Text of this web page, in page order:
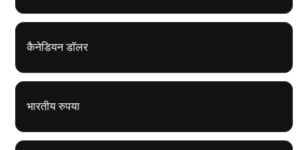
कैनेडियन डॉलर
भारतीय रुपया